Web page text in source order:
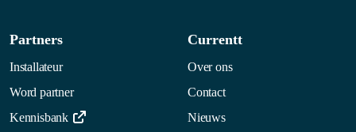
Partners
Installateur
Word partner
Kennisbank
Currentt
Over ons
Contact
Nieuws